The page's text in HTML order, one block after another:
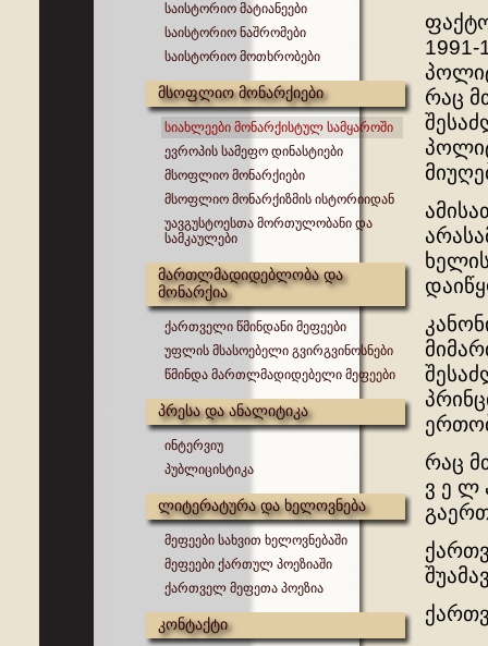
საისტორიო მატიანეები
საისტორიო ნაშრომები
საისტორიო მოთხრობები
მსოფლიო მონარქიები
სიახლეები მონარქისტულ სამყაროში
ევროპის სამეფო დინასტიები
მსოფლიო მონარქიები
მსოფლიო მონარქიზმის ისტორიიდან
უავგუსტოესთა მორთულობანი და
სამკაულები
მართლმადიდებლობა და
მონარქია
ქართველი წმინდანი მეფეები
უფლის მსასოებელი გვირგვინოსნები
წმინდა მართლმადიდებელი მეფეები
პრესა და ანალიტიკა
ინტერვიუ
პუბლიცისტიკა
ლიტერატურა და ხელოვნება
მეფეები სახვით ხელოვნებაში
მეფეები ქართულ პოეზიაში
ქართველ მეფეთა პოეზია
კონტაქტი
1991-
რაც
რაც
ვ ე ლ